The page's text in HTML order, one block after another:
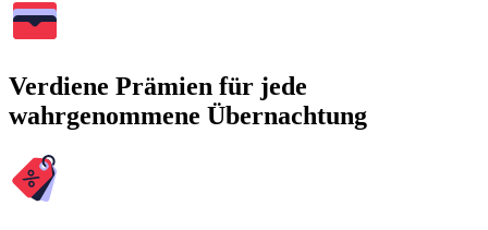
Verdiene Prämien für jede
wahrgenommene Übernachtung